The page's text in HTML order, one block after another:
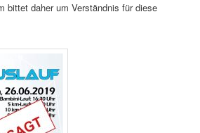
bittet daher um Verständnis für diese